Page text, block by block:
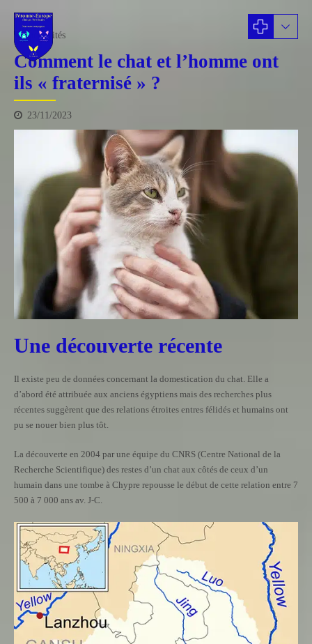
actualités
Comment le chat et l’homme ont
ils « fraternisé » ?
23/11/2023
Une découverte récente
Il existe peu de données concernant la domestication du chat. Elle a
d’abord été attribuée aux anciens égyptiens mais des recherches plus
récentes suggèrent que des relations étroites entres félidés et humains ont
pu se nouer bien plus tôt.
La découverte en 2004 par une équipe du CNRS (Centre National de la
Recherche Scientifique) des restes d’un chat aux côtés de ceux d’un
humain dans une tombe à Chypre repousse le début de cette relation entre 7
500 à 7 000 ans av. J-C.